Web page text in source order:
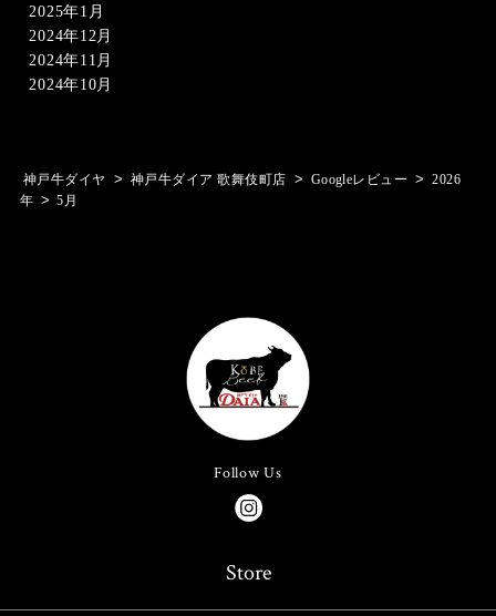
2025年1月
2024年12月
2024年11月
2024年10月
神戸牛ダイヤ > 神戸牛ダイア 歌舞伎町店 > Googleレビュー > 2026
年 > 5月
Follow Us
Store